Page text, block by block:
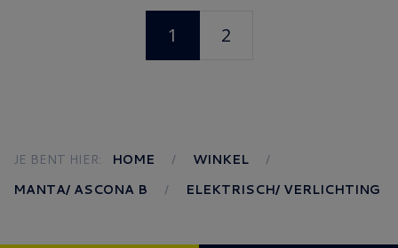
1 2
JE BENT HIER: HOME
WINKEL
MANTA/ ASCONA B
ELEKTRISCH/ VERLICHTING